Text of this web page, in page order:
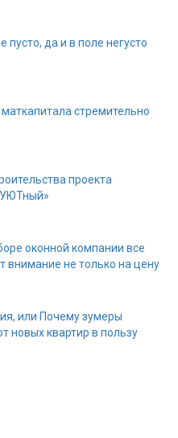
пусто, да и в поле негусто
стремительно
проекта
оконной компании все
не только на цену
или Почему зумеры
новых квартир в пользу